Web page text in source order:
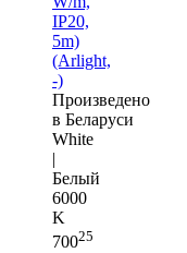
IP20,
5m)
(Arlight,
-)
Произведено
в Беларуси
White
|
Белый
6000
K
70025